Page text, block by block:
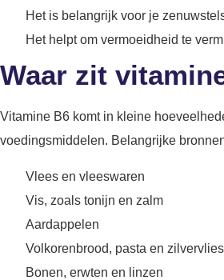
Het is belangrijk voor je
Het helpt om vermoeidheid te
Waar zit
Vitamine B6 komt in kleine
voedingsmiddelen. Belangrijke
Vlees en vleeswaren
Vis, zoals tonijn en zalm
Aardappelen
Volkorenbrood, pasta en
Bonen, erwten en linzen